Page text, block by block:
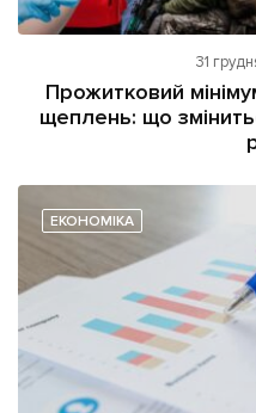
Зв'язатися з нами
Політика конфіденційності
Наші соц мережі
31
Прожитковий
щеплень: що
ЕКОНОМІКА